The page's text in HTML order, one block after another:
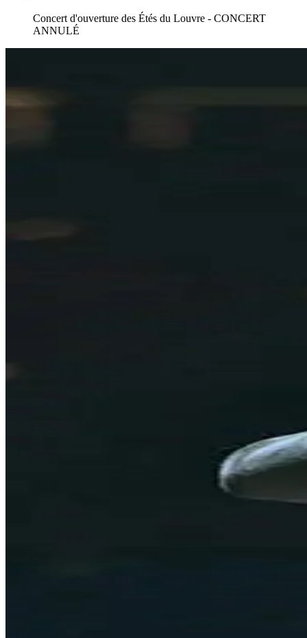
Concert d'ouverture des Étés du Louvre - CONCERT
ANNULÉ